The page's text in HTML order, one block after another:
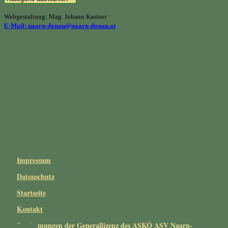
Webgestaltung: Mag. Johann Kastner
E-Mail: naarn-donau@naarn-donau.at
Impressum
Datenschutz
Startseite
Kontakt
Bestimmungen der Generallizenz des ASKÖ ASV Naarn-